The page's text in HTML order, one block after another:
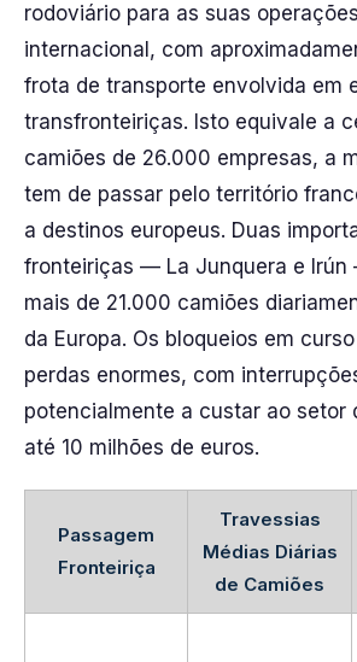
rodoviário para as suas
internacional, com
frota de transporte envolvida em
transfronteiriças. Isto equivale a
camiões de 26.000 empresas, a
tem de passar pelo território
a destinos europeus. Duas
fronteiriças — La Junquera e
mais de 21.000 camiões
da Europa. Os bloqueios em
perdas enormes, com
potencialmente a custar ao setor
até 10 milhões de euros.
Passagem
Fronteiriça
Travessias
Médias Diárias
de Camiões